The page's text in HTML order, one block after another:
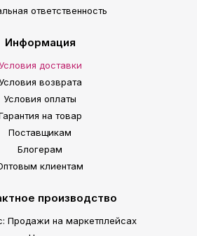
ответственность
Информация
Условия доставки
возврата
Условия оплаты
на товар
Поставщикам
Блогерам
клиентам
производство
Продажи на маркетплейсах